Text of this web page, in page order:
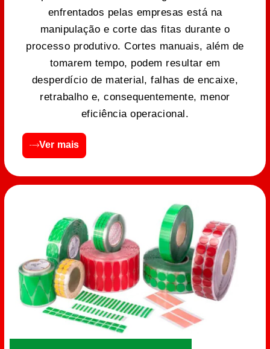
enfrentados pelas empresas está na
manipulação e corte das fitas durante o
processo produtivo. Cortes manuais, além de
tomarem tempo, podem resultar em
desperdício de material, falhas de encaixe,
retrabalho e, consequentemente, menor
eficiência operacional.
Ver mais